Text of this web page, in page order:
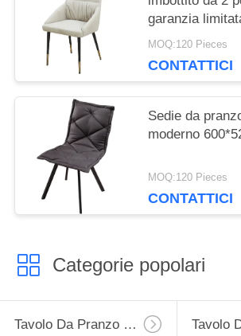
garanzia
MOQ:120 Pieces
CONTATTICI
Sedie da
moderno
MOQ:120 Pieces
CONTATTICI
Categorie popolari
Tavolo Da Pranzo Di Estensione